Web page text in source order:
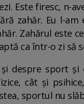
Este firesc, n-
zahăr. Eu l-
Zahărul este
ca într-o zi să
despre sport și
cât și
sportul nu